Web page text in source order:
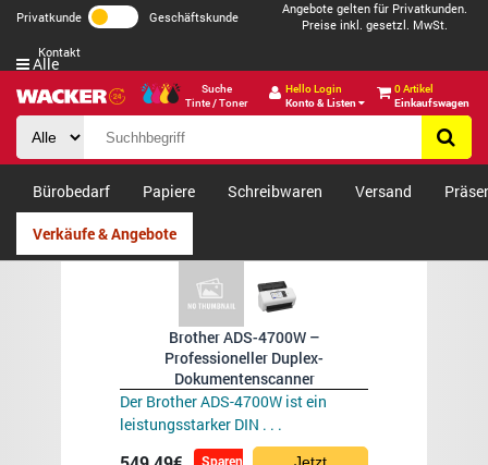
Privatkunde Geschäftskunde
Angebote gelten für Privatkunden.
Preise inkl. gesetzl. MwSt.
Kontakt
Suche
Tinte / Toner
Hello Login
Konto & Listen
0 Artikel
Einkaufswagen
Alle
Bürobedarf Papiere Schreibwaren Versand
Verkäufe & Angebote
Brother ADS-4700W –
Professioneller Duplex-
Dokumentenscanner
Der Brother ADS-4700W ist ein
leistungsstarker DIN . . .
Sparen